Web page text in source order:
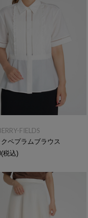
FIELDS
ペプラムブラウス
(税込)